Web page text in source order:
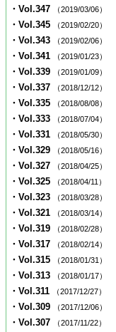
・Vol.347 （2019/03/06）
・Vol.345 （2019/02/20）
・Vol.343 （2019/02/06）
・Vol.341 （2019/01/23）
・Vol.339 （2019/01/09）
・Vol.337 （2018/12/12）
・Vol.335 （2018/08/08）
・Vol.333 （2018/07/04）
・Vol.331 （2018/05/30）
・Vol.329 （2018/05/16）
・Vol.327 （2018/04/25）
・Vol.325 （2018/04/11）
・Vol.323 （2018/03/28）
・Vol.321 （2018/03/14）
・Vol.319 （2018/02/28）
・Vol.317 （2018/02/14）
・Vol.315 （2018/01/31）
・Vol.313 （2018/01/17）
・Vol.311 （2017/12/27）
・Vol.309 （2017/12/06）
・Vol.307 （2017/11/22）